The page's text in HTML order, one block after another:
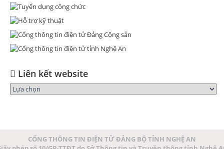
Liên kết website
CỔNG THÔNG TIN ĐIỆN TỬ ĐẢNG BỘ TỈNH NGHỆ AN